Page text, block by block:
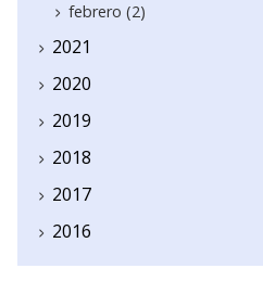
febrero (2)
2021
2020
2019
2018
2017
2016